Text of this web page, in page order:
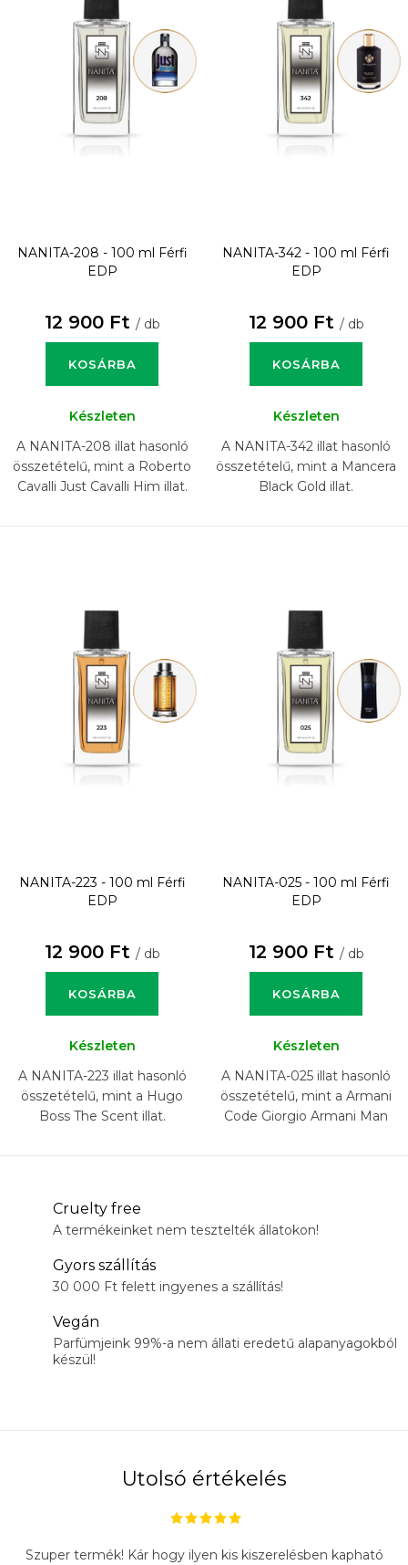
NANITA-208 - 100 ml
Férfi
EDP
12 900 Ft / db
KOSÁRBA
Készleten
A NANITA-208 illat hasonló
összetételű, mint a Roberto
Cavalli Just Cavalli Him illat.
NANITA-342 - 100 ml
Férfi
EDP
12 900 Ft / db
KOSÁRBA
Készleten
A NANITA-342 illat hasonló
összetételű, mint a Mancera
Black Gold illat.
NANITA-223 - 100 ml
Férfi
EDP
12 900 Ft / db
KOSÁRBA
Készleten
A NANITA-223 illat hasonló
összetételű, mint a Hugo
Boss The Scent illat.
NANITA-025 - 100 ml
Férfi
EDP
12 900 Ft / db
KOSÁRBA
Készleten
A NANITA-025 illat hasonló
összetételű, mint a Armani
Code Giorgio Armani Man
Cruelty free
A termékeinket nem tesztelték állatokon!
Gyors szállítás
30 000 Ft felett ingyenes a szállítás!
Vegán
Parfümjeink 99%-a nem állati eredetű alapanyagokból
készül!
Utolsó értékelés
Szuper termék! Kár hogy ilyen kis kiszerelésben kapható